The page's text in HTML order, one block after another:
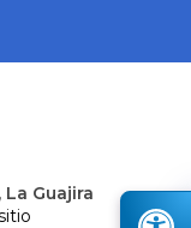
Guajira